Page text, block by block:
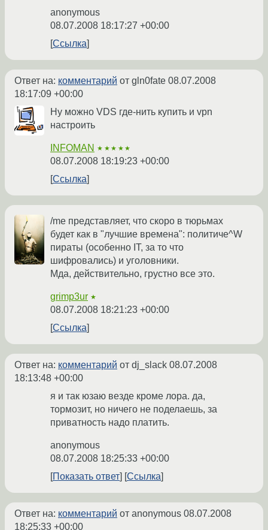
anonymous
08.07.2008 18:17:27 +00:00
Ссылка
Ответ на: комментарий от gln0fate 08.07.2008
18:17:09 +00:00
Ну можно VDS где-нить купить и vpn
настроить
INFOMAN ★★★★★
08.07.2008 18:19:23 +00:00
Ссылка
/me представляет, что скоро в тюрьмах
будет как в "лучшие времена": политиче^W
пираты (особенно IT, за то что
шифровались) и уголовники.
Мда, действительно, грустно все это.
grimp3ur ★
08.07.2008 18:21:23 +00:00
Ссылка
Ответ на: комментарий от dj_slack 08.07.2008
18:13:48 +00:00
я и так юзаю везде кроме лора. да,
тормозит, но ничего не поделаешь, за
приватность надо платить.
anonymous
08.07.2008 18:25:33 +00:00
Показать ответ
Ссылка
Ответ на: комментарий от anonymous 08.07.2008
18:25:33 +00:00